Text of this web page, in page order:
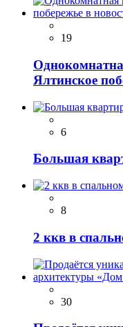
19
Ялтинское
6
Большая
8
2 ккв в
30